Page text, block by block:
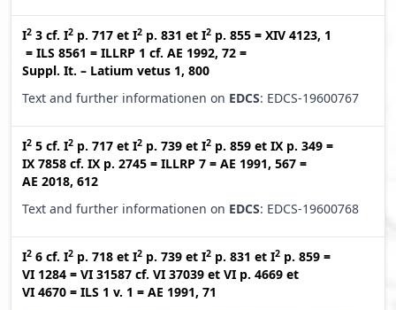
I2 3 cf. I2 p. 717 et I2 p. 831 et I2 p. 855 = XIV 4123, 1
= ILS 8561 = ILLRP 1 cf. AE 1992, 72 =
Suppl. It. – Latium vetus 1, 800
Text and further informationen on EDCS: EDCS-19600767
I2 5 cf. I2 p. 717 et I2 p. 739 et I2 p. 859 et IX p. 349 =
IX 7858 cf. IX p. 2745 = ILLRP 7 = AE 1991, 567 =
AE 2018, 612
Text and further informationen on EDCS: EDCS-19600768
I2 6 cf. I2 p. 718 et I2 p. 739 et I2 p. 831 et I2 p. 859 =
VI 1284 = VI 31587 cf. VI 37039 et VI p. 4669 et
VI 4670 = ILS 1 v. 1 = AE 1991, 71